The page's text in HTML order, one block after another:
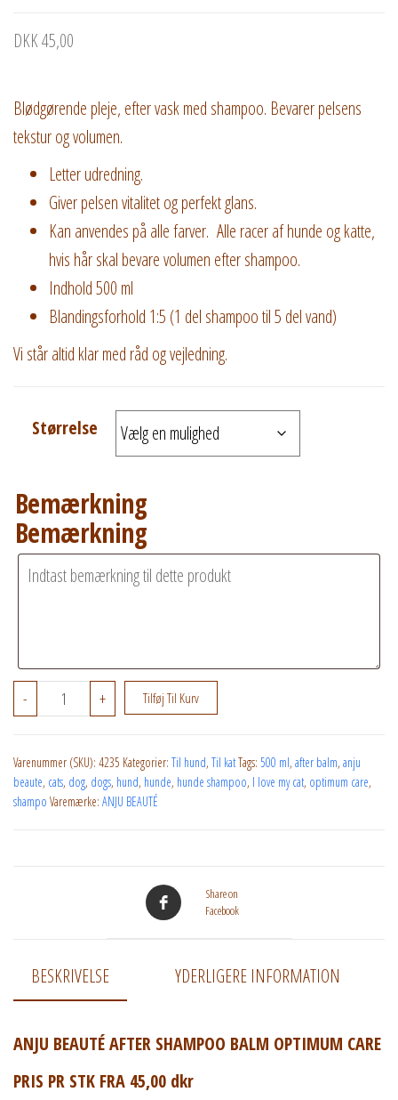
DKK45,00
Blødgørende pleje, efter vask med shampoo. Bevarer pelsens
tekstur og volumen.
Letter udredning.
Giver pelsen vitalitet og perfekt glans.
Kan anvendes på alle farver. Alle racer af hunde og katte,
hvis hår skal bevare volumen efter shampoo.
Indhold 500 ml
Blandingsforhold 1:5 (1 del shampoo til 5 del vand)
Vi står altid klar med råd og vejledning.
Størrelse
Bemærkning
Bemærkning
- Anju Beauté after shampoo balm optimum care
+ Tilføj Til Kurv
Varenummer (SKU): 4235 Kategorier: Til hund, Til katTags: 500 ml, after balm, anju
beaute, cats, dog, dogs, hund, hunde, hunde shampoo, I love my cat, optimum care,
shampo Varemærke: ANJU BEAUTÉ
Share on
Facebook
BESKRIVELSE YDERLIGERE INFORMATION
ANJU BEAUTÉ AFTER SHAMPOO BALM OPTIMUM CARE
PRIS PR STK FRA 45,00 dkr